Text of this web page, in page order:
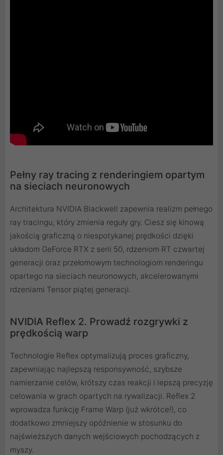
Pełny ray tracing z renderingiem opartym
na sieciach neuronowych
Architektura NVIDIA Blackwell zapewnia realizm pełnego
ray tracingu, który zmienia reguły gry. Ciesz się kinową
jakością graficzną o niespotykanej prędkości dzięki
układom GeForce RTX z serii 50, rdzeniom RT czwartej
generacji oraz przełomowym technologiom renderingu
opartego na sieciach neuronowych, akcelerowanymi
rdzeniami Tensor piątej generacji.
NVIDIA Reflex 2. Prowadź rozgrywki z
prędkością warp
Technologie Reflex optymalizują proces graficzny,
zapewniając najlepszą responsywność, szybsze
namierzanie celów, krótszy czas reakcji i lepszą precyzję
celowania w grach opartych na rywalizacji. Reflex 2
wprowadza funkcję Frame Warp (już wkrótce!), co
dodatkowo zmniejszy opóźnienie w stosunku do
najświeższych danych wejściowych pochodzących z
myszy.